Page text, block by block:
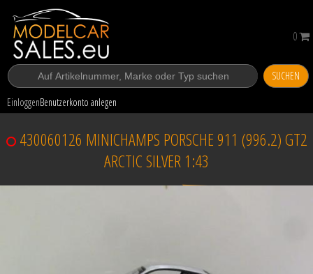
SUCHEN
EinloggenBenutzerkonto anlegen
0
430060126 MINICHAMPS PORSCHE 911 (996.2) GT2
ARCTIC SILVER 1:43